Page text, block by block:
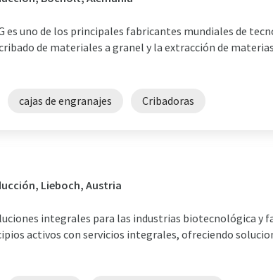
es uno de los principales fabricantes mundiales de
de materiales a granel y la extracción de
cajas de engranajes Cribadoras
Lieboch, Austria
integrales para las industrias biotecnológica y
activos con servicios integrales, ofreciendo